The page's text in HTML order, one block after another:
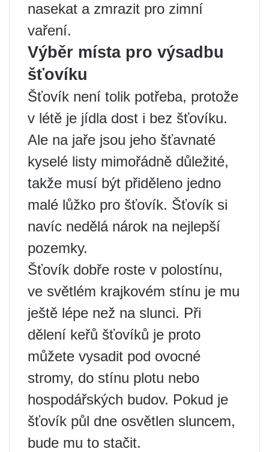
nasekat a zmrazit pro zimní
vaření.
Výběr místa pro výsadbu
šťovíku
Šťovík není tolik potřeba, protože
v létě je jídla dost i bez šťovíku.
Ale na jaře jsou jeho šťavnaté
kyselé listy mimořádně důležité,
takže musí být přiděleno jedno
malé lůžko pro šťovík. Šťovík si
navíc nedělá nárok na nejlepší
pozemky.
Šťovík dobře roste v polostínu,
ve světlém krajkovém stínu je mu
ještě lépe než na slunci. Při
dělení keřů šťovíků je proto
můžete vysadit pod ovocné
stromy, do stínu plotu nebo
hospodářských budov. Pokud je
šťovík půl dne osvětlen sluncem,
bude mu to stačit.